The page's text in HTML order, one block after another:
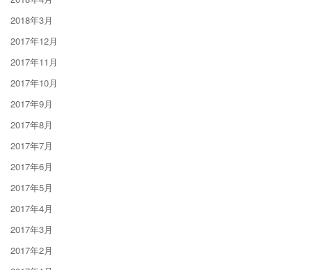
2018年3月
2017年12月
2017年11月
2017年10月
2017年9月
2017年8月
2017年7月
2017年6月
2017年5月
2017年4月
2017年3月
2017年2月